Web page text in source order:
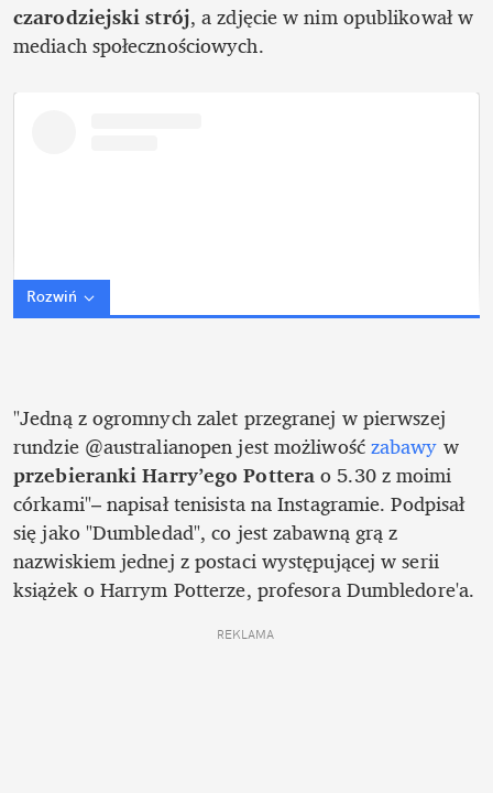
czarodziejski strój, a zdjęcie w nim opublikował w
mediach społecznościowych.
Rozwiń
"Jedną z ogromnych zalet przegranej w pierwszej
rundzie @australianopen jest możliwość zabawy
w
przebieranki Harry’ego Pottera o 5.30 z moimi
córkami"– napisał tenisista na Instagramie. Podpisał
się jako "Dumbledad", co jest zabawną grą z
nazwiskiem jednej z postaci występującej w serii
REKLAMA